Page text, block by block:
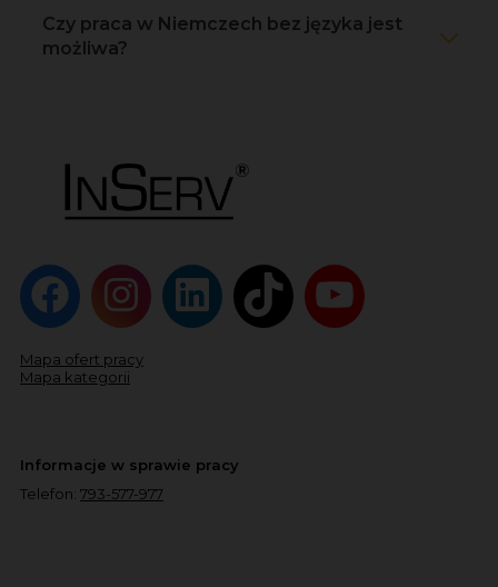
Czy praca w Niemczech bez języka jest
możliwa?
Mapa ofert pracy
Mapa kategorii
Informacje w sprawie pracy
Telefon: 793-577-977